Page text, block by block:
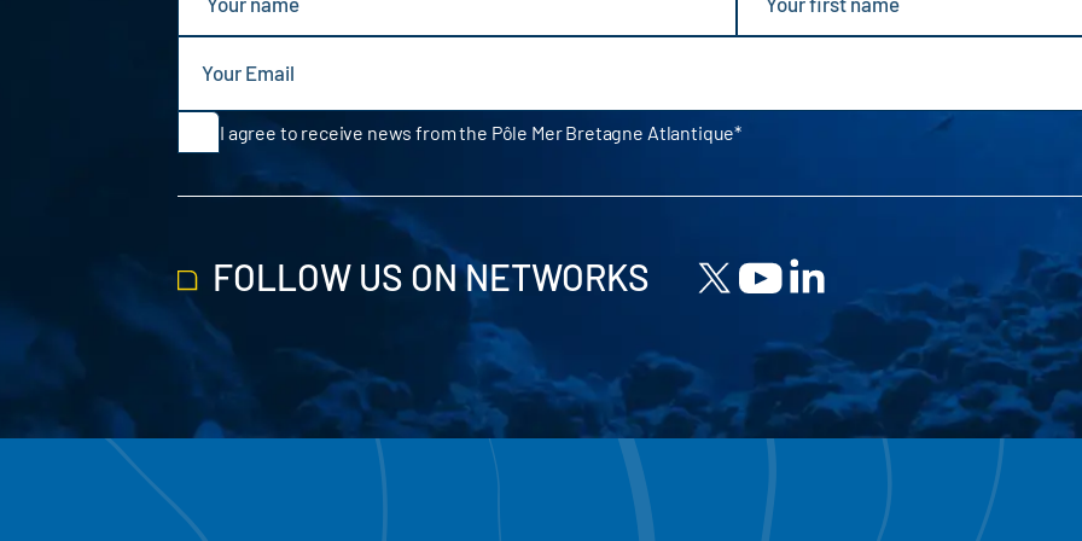
I agree to receive news from the Pôle Mer Bretagne Atlantique
FOLLOW US ON NETWORKS